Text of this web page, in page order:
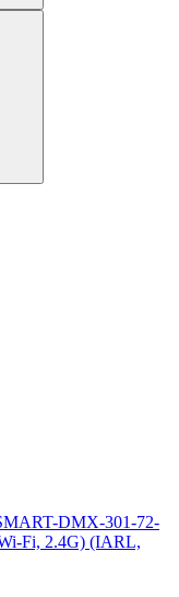
DMX-301-72-
Fi, 2.4G) (IARL,